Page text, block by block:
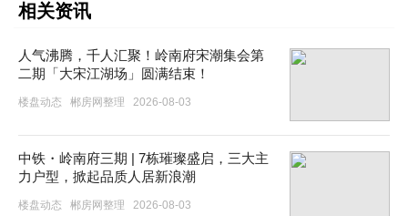
相关资讯
人气沸腾，千人汇聚！岭南府宋潮集会第
二期「大宋江湖场」圆满结束！
楼盘动态 郴房网整理 2026-08-03
中铁・岭南府三期 | 7栋璀璨盛启，三大主
力户型，掀起品质人居新浪潮
楼盘动态 郴房网整理 2026-08-03